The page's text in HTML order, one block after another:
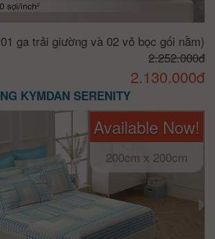
ga trải giường và 02 vỏ bọc gối nằm)
2.252.000đ
2.130.000đ
KYMDAN SERENITY
Available Now!
200cm x 200cm